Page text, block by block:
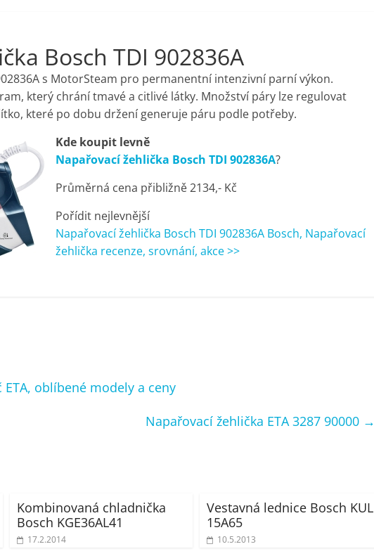
Bosch TDI 902836A
s MotorSteam pro permanentní intenzivní parní výkon.
který chrání tmavé a citlivé látky. Množství páry lze regulovat
které po dobu držení generuje páru podle potřeby.
Kde koupit levně
Napařovací žehlička Bosch TDI 902836A?
Průměrná cena přibližně 2134,- Kč
Pořídit nejlevnější
Napařovací žehlička Bosch TDI 902836A Bosch, Napařovací
žehlička recenze, srovnání, akce >>
oblíbené modely a ceny
Napařovací žehlička ETA 3287 90000 →
Kombinovaná chladnička
Bosch KGE36AL41
17.2.2014
Vestavná lednice Bosch KUL
15A65
10.5.2013